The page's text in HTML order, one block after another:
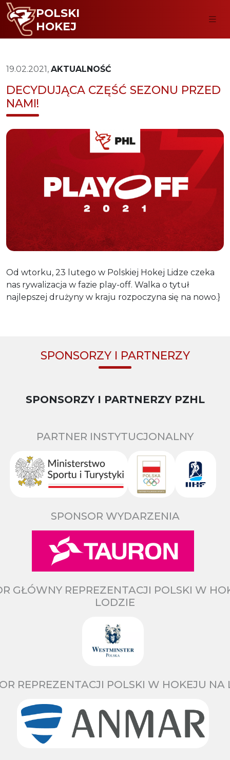
POLSKI
HOKEJ
19.02.2021, AKTUALNOŚĆ
DECYDUJĄCA CZĘŚĆ SEZONU PRZED
NAMI!
Od wtorku, 23 lutego w Polskiej Hokej Lidze czeka
nas rywalizacja w fazie play-off. Walka o tytuł
najlepszej drużyny w kraju rozpoczyna się na nowo.}
SPONSORZY I PARTNERZY
SPONSORZY I PARTNERZY PZHL
PARTNER INSTYTUCJONALNY
SPONSOR WYDARZENIA
GŁÓWNY REPREZENTACJI POLSKI W
LODZIE
REPREZENTACJI POLSKI W HOKEJU NA